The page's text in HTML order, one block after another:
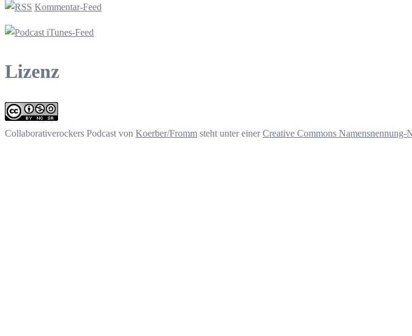
Kommentar-Feed
iTunes-Feed
Lizenz
Collaborativerockers Podcast von Koerber/Fromm steht unter einerCreative Commons